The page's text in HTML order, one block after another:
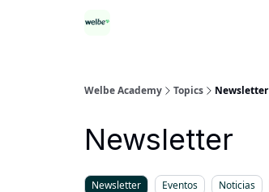
Welbe Academy Topics Newsletter
Newsletter
Newsletter Eventos Noticias